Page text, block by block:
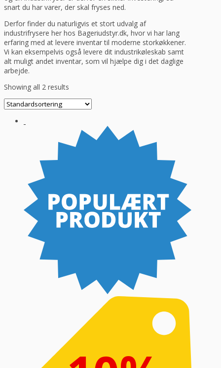
snart du har varer, der skal fryses ned.
Derfor finder du naturligvis et stort udvalg af
industrifrysere her hos Bageriudstyr.dk, hvor vi har lang
erfaring med at levere inventar til moderne storkøkkener.
Vi kan eksempelvis også levere dit industrikøleskab samt
alt muligt andet inventar, som vil hjælpe dig i det daglige
arbejde.
Showing all 2 results